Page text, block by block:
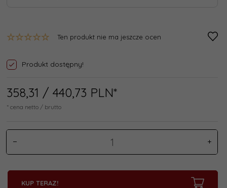
Ten produkt nie ma jeszcze ocen
Produkt dostępny!
358,31 / 440,73 PLN*
* cena netto / brutto
KUP TERAZ!